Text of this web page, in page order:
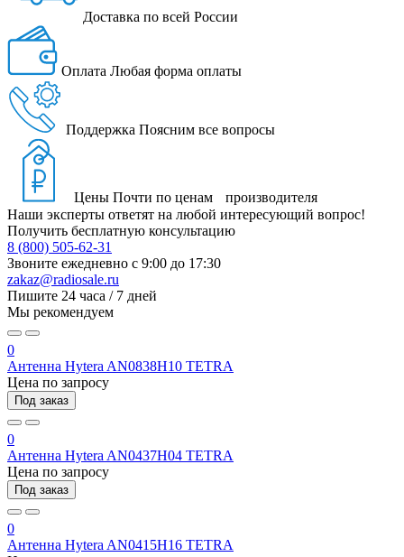
Доставка по всей России
Оплата Любая форма оплаты
Поддержка Поясним все вопросы
Цены Почти по ценам производителя
Наши эксперты ответят на любой интересующий вопрос!
Получить бесплатную консультацию
8 (800) 505-62-31
Звоните ежедневно с 9:00 до 17:30
zakaz@radiosale.ru
Пишите 24 часа / 7 дней
Мы рекомендуем
0
Антенна Hytera AN0838H10 TETRA
Цена по запросу
Под заказ
0
Антенна Hytera AN0437H04 TETRA
Цена по запросу
Под заказ
0
Антенна Hytera AN0415H16 TETRA